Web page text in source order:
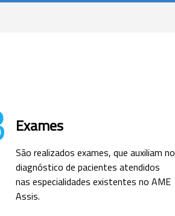
Exames
São realizados exames, que auxiliam no
diagnóstico de pacientes atendidos
nas especialidades existentes no AME
Assis.